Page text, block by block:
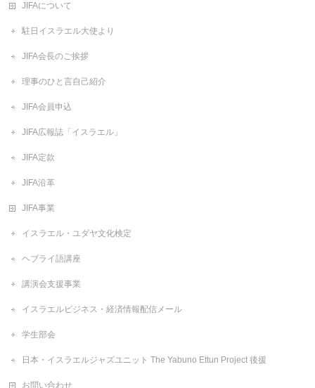
JIFAについて
駐日イスラエル大使より
JIFA会長のご挨拶
理事のひと言自己紹介
JIFA会員申込
JIFA広報誌「イスラエル」
JIFA定款
JIFA沿革
JIFA事業
イスラエル・ユダヤ文化検定
ヘブライ語講座
講演会支援事業
イスラエルビジネス・経済情報配信メール
学生部会
日本・イスラエルジャズユニット The Yabuno Ettun Project 後援
お問い合わせ